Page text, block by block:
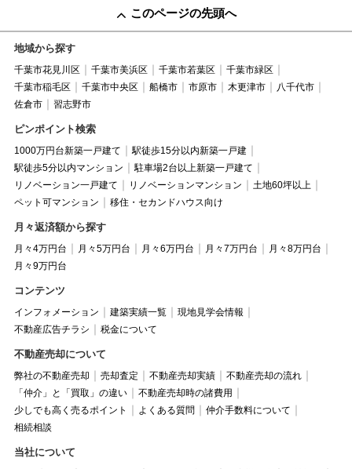
このページの先頭へ
地域から探す
千葉市花見川区 千葉市美浜区 千葉市若葉区
千葉市緑区
千葉市稲毛区
千葉市中央区 船橋市 市原市 木更津市
八千代市
佐倉市
習志野市
ピンポイント検索
1000万円台新築一戸建て
駅徒歩15分以内新築一戸建
駅徒歩5分以内マンション
駐車場2台以上新築一戸建て
リノベーション一戸建て
リノベーションマンション
土地60坪以上
ペット可マンション
移住・セカンドハウス向け
月々返済額から探す
月々4万円台 月々5万円台 月々6万円台 月々7万円台
月々8万円台
月々9万円台
コンテンツ
インフォメーション 建築実績一覧
現地見学会情報
不動産広告チラシ
税金について
不動産売却について
弊社の不動産売却 売却査定 不動産売却実績
不動産売却の流れ
「仲介」と「買取」の違い
不動産売却時の諸費用
少しでも高く売るポイント
よくある質問
仲介手数料について
相続相談
当社について